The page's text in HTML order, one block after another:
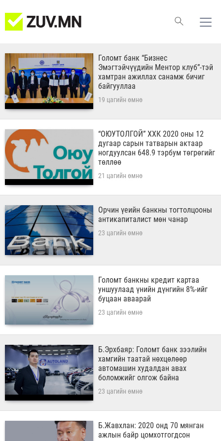
Голомт банк “Бизнес
Эмэгтэйчүүдийн Ментор клуб”-тэй
хамтран ажиллах санамж бичиг
байгууллаа
19 цагийн өмнө
“ОЮУТОЛГОЙ” ХХК 2020 оны 12
дугаар сарын татварын актаар
ногдуулсан 648.9 тэрбум төгрөгийг
төллөө
21 цагийн өмнө
Орчин үеийн банкны тогтолцооны
антикапиталист мөн чанар
23 цагийн өмнө
Голомт банкны кредит картаа
уншуулаад үнийн дүнгийн 8%-ийг
буцаан аваарай
23 цагийн өмнө
Б.Эрхбаяр: Голомт банк зээлийн
хамгийн таатай нөхцөлөөр
автомашин худалдан авах
боломжийг олгож байна
23 цагийн өмнө
Б.Жавхлан: 2020 онд 70 мянган
ажлын байр цомхотгогдсон